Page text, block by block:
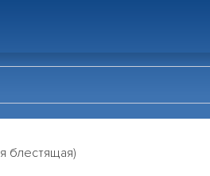
блестящая)